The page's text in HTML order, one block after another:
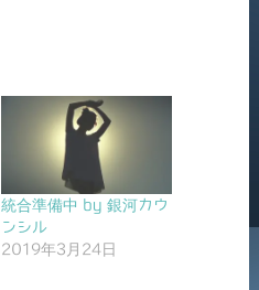
統合準備中 by 銀河カウ
ンシル
2019年3月24日